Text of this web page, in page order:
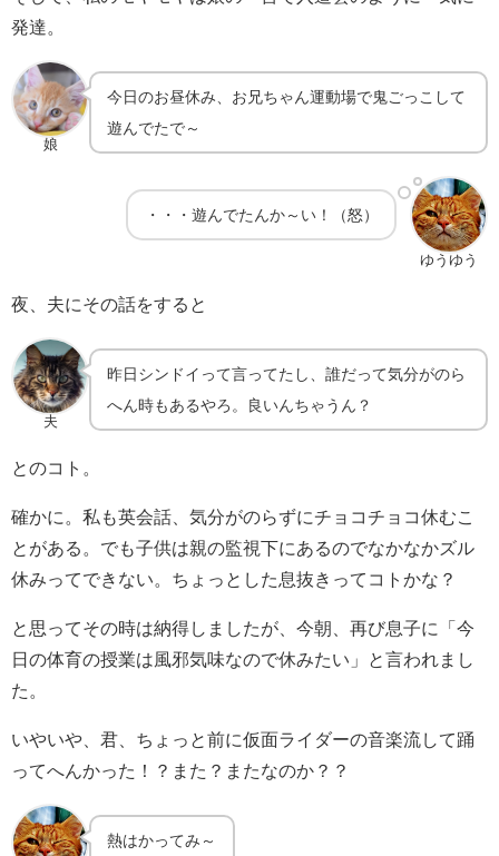
発達。
娘
今日のお昼休み、お兄ちゃん運動場で鬼ごっこして
遊んでたで～
ゆうゆう
・・・遊んでたんか～い！（怒）
夜、夫にその話をすると
夫
昨日シンドイって言ってたし、誰だって気分がのら
へん時もあるやろ。良いんちゃうん？
とのコト。
確かに。私も英会話、気分がのらずにチョコチョコ休むこ
とがある。でも子供は親の監視下にあるのでなかなかズル
休みってできない。ちょっとした息抜きってコトかな？
と思ってその時は納得しましたが、今朝、再び息子に「今
日の体育の授業は風邪気味なので休みたい」と言われまし
た。
いやいや、君、ちょっと前に仮面ライダーの音楽流して踊
ってへんかった！？また？またなのか？？
熱はかってみ～